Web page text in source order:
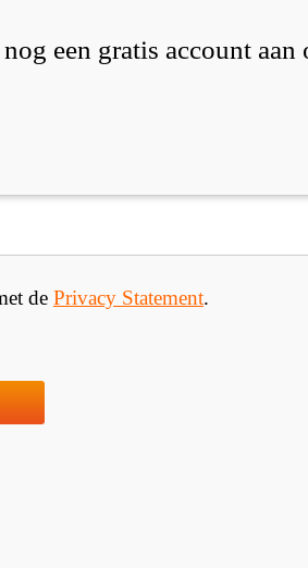
een gratis account
de Privacy Statement.